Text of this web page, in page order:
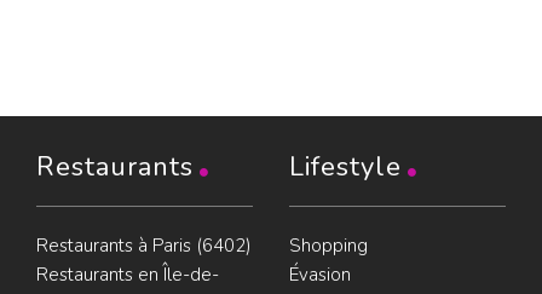
Restaurants
Restaurants à Paris (6402)
Restaurants en Île-de-
Lifestyle
Shopping
Évasion